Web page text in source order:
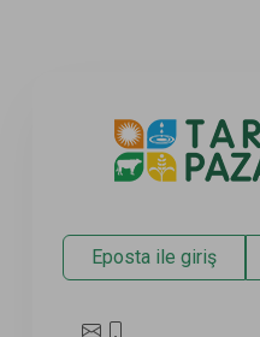
Eposta ile giriş